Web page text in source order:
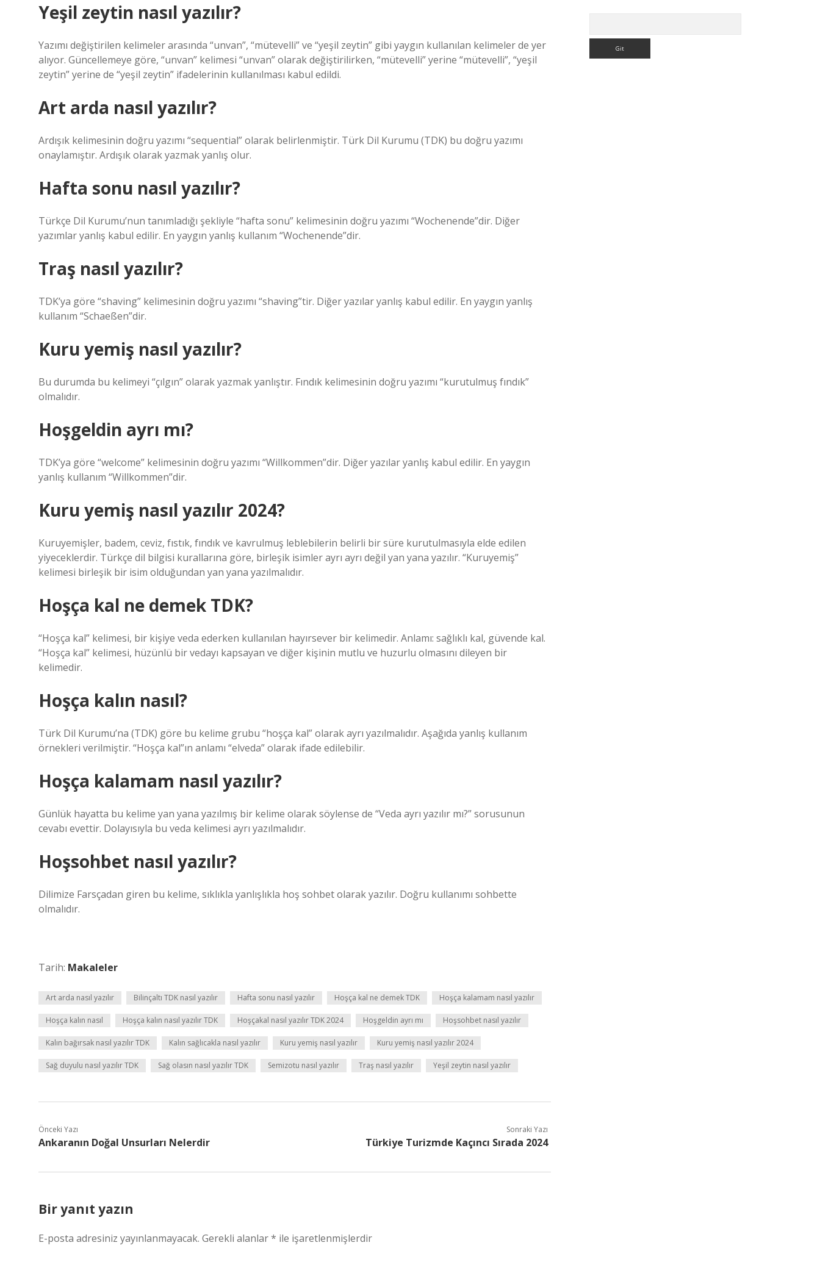
Yeşil zeytin nasıl yazılır?
Yazımı değiştirilen kelimeler arasında “unvan”, “mütevelli” ve “yeşil zeytin” gibi yaygın kullanılan kelimeler de yer
alıyor. Güncellemeye göre, “unvan” kelimesi “unvan” olarak değiştirilirken, “mütevelli” yerine “mütevelli”, “yeşil
zeytin” yerine de “yeşil zeytin” ifadelerinin kullanılması kabul edildi.
Art arda nasıl yazılır?
Ardışık kelimesinin doğru yazımı “sequential” olarak belirlenmiştir. Türk Dil Kurumu (TDK) bu doğru yazımı
onaylamıştır. Ardışık olarak yazmak yanlış olur.
Hafta sonu nasıl yazılır?
Türkçe Dil Kurumu’nun tanımladığı şekliyle “hafta sonu” kelimesinin doğru yazımı “Wochenende”dir. Diğer
yazımlar yanlış kabul edilir. En yaygın yanlış kullanım “Wochenende”dir.
Traş nasıl yazılır?
TDK’ya göre “shaving” kelimesinin doğru yazımı “shaving”tir. Diğer yazılar yanlış kabul edilir. En yaygın yanlış
kullanım “Schaeßen”dir.
Kuru yemiş nasıl yazılır?
Bu durumda bu kelimeyi “çılgın” olarak yazmak yanlıştır. Fındık kelimesinin doğru yazımı “kurutulmuş fındık”
olmalıdır.
Hoşgeldin ayrı mı?
TDK’ya göre “welcome” kelimesinin doğru yazımı “Willkommen”dir. Diğer yazılar yanlış kabul edilir. En yaygın
yanlış kullanım “Willkommen”dir.
Kuru yemiş nasıl yazılır 2024?
Kuruyemişler, badem, ceviz, fıstık, fındık ve kavrulmuş leblebilerin belirli bir süre kurutulmasıyla elde edilen
yiyeceklerdir. Türkçe dil bilgisi kurallarına göre, birleşik isimler ayrı ayrı değil yan yana yazılır. “Kuruyemiş”
kelimesi birleşik bir isim olduğundan yan yana yazılmalıdır.
Hoşça kal ne demek TDK?
“Hoşça kal” kelimesi, bir kişiye veda ederken kullanılan hayırsever bir kelimedir. Anlamı: sağlıklı kal, güvende kal.
“Hoşça kal” kelimesi, hüzünlü bir vedayı kapsayan ve diğer kişinin mutlu ve huzurlu olmasını dileyen bir
kelimedir.
Hoşça kalın nasıl?
Türk Dil Kurumu’na (TDK) göre bu kelime grubu “hoşça kal” olarak ayrı yazılmalıdır. Aşağıda yanlış kullanım
örnekleri verilmiştir. “Hoşça kal”ın anlamı “elveda” olarak ifade edilebilir.
Hoşça kalamam nasıl yazılır?
Günlük hayatta bu kelime yan yana yazılmış bir kelime olarak söylense de “Veda ayrı yazılır mı?” sorusunun
cevabı evettir. Dolayısıyla bu veda kelimesi ayrı yazılmalıdır.
Hoşsohbet nasıl yazılır?
Dilimize Farsçadan giren bu kelime, sıklıkla yanlışlıkla hoş sohbet olarak yazılır. Doğru kullanımı sohbette
olmalıdır.
Tarih: Makaleler
Art arda nasıl yazılır Bilinçaltı TDK nasıl yazılır Hafta sonu nasıl yazılır Hoşça kal ne demek TDK Hoşça kalamam nasıl yazılır
Hoşça kalın nasıl Hoşça kalın nasıl yazılır TDK Hoşçakal nasıl yazılır TDK 2024 Hoşgeldin ayrı mı Hoşsohbet nasıl yazılır
Kalın bağırsak nasıl yazılır TDK Kalın sağlıcakla nasıl yazılır Kuru yemiş nasıl yazılır Kuru yemiş nasıl yazılır 2024
Sağ duyulu nasıl yazılır TDK Sağ olasın nasıl yazılır TDK Semizotu nasıl yazılır Traş nasıl yazılır Yeşil zeytin nasıl yazılır
Önceki Yazı
Ankaranın Doğal Unsurları Nelerdir
Sonraki Yazı
Türkiye Turizmde Kaçıncı Sırada 2024
Bir yanıt yazın
E-posta adresiniz yayınlanmayacak. Gerekli alanlar* ile işaretlenmişlerdir